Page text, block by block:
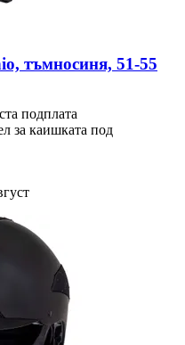
тъмносиня, 51-​55
подплата
за каишката под